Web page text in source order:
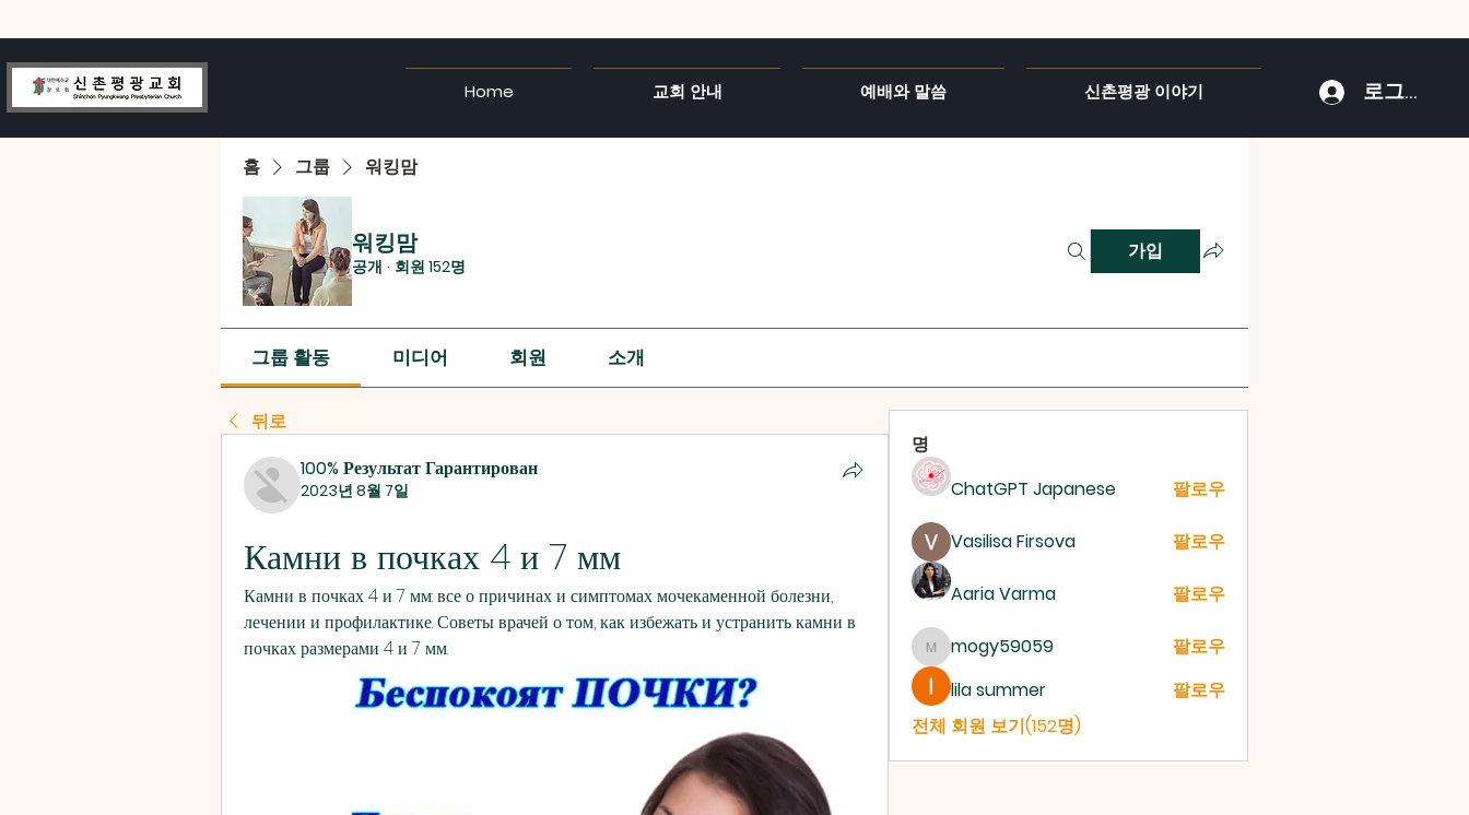
Home 교회 안내 예배와 말씀 신촌평광 이야기 로그인
홈 그룹 워킹맘
워킹맘
공개 · 회원 152명
가입
그룹 활동 미디어 회원 소개
뒤로
100% Результат Гарантирован
2023년 8월 7일
Камни в почках 4 и 7 мм
Камни в почках 4 и 7 мм: все о причинах и симптомах мочекаменной болезни,
лечении и профилактике. Советы врачей о том, как избежать и устранить камни в
почках размерами 4 и 7 мм.
명
ChatGPT Japanese
팔로우
Vasilisa Firsova 팔로우
Aaria Varma 팔로우
mogy59059
mogy59059
팔로우
lila summer
팔로우
전체 회원 보기(152명)